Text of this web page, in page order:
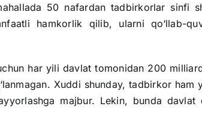
50 nafardan tadbirkorlar sinfi
hamkorlik qilib, ularni qo‘llab-
har yili davlat tomonidan 200
Xuddi shunday, tadbirkor ham
majbur. Lekin, bunda davlat